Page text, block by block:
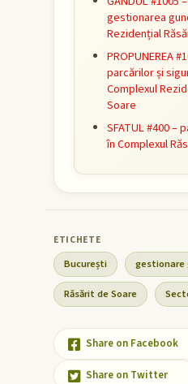
gestionarea
Rezidențial
PROPUNEREA
parcărilor și
Complexul
Soare
SFATUL #400 –
în Complexul
București gestionare
Răsărit de Soare
Share on Facebook
Share on Twitter